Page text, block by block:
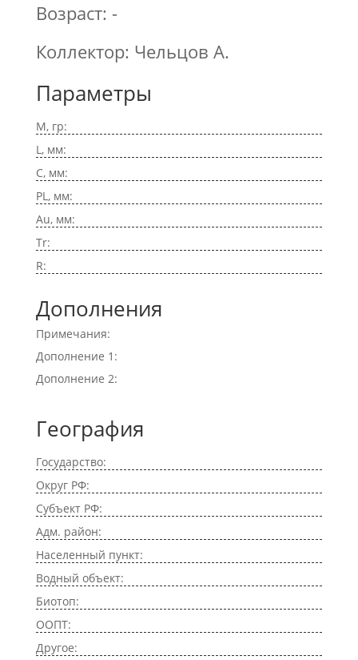
Возраст: -
Коллектор: Чельцов А.
Параметры
M, гр:
L, мм:
C, мм:
PL, мм:
Au, мм:
Tr:
R:
Дополнения
Примечания:
Дополнение 1:
Дополнение 2:
География
Государство:
Округ РФ:
Субъект РФ:
Адм. район:
Населенный пункт:
Водный объект:
Биотоп:
ООПТ:
Другое: